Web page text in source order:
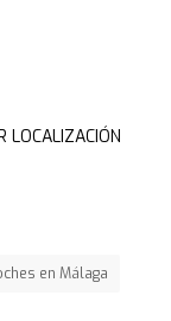
LOCALIZACIÓN
en Málaga